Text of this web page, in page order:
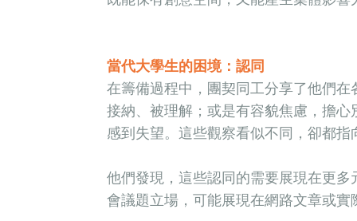
當代大學生的困境：認同
在籌備過程中，團契同工分享了他們
接納、被理解；或是有容貌焦慮，擔
感到失望。這些觀察看似不同，卻都
他們發現，這些認同的需要展現在更
會議題立場，可能展現在網路文章或實